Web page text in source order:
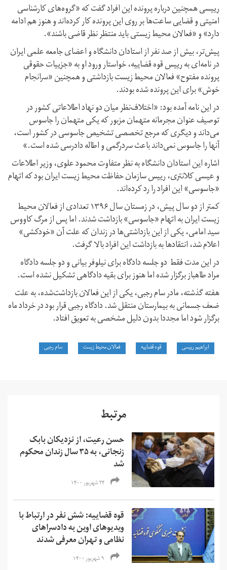
رییسی همچنین درباره پرونده این افراد گفت که «گروه‌های کارشناسی
امنیتی و قضایی ساعت‌ها بر روی این پرونده کار کرده‌اند و هنوز هم ادامه
دارد» و «فعالان محیط زیستی باید منتظر نظر قاضی باشند».
پیش‌تر، بیش از صد نفر از استادان دانشگاه‌ و اعضای جامعه علمی ایران
در نامه‌ای به رییس قوه قضاییه، خواستار ورود او به «جزییات حقوقی
پرونده مفتوح» فعالان محیط زیست بازداشتی و همچنین «سرانجام
خوش» برای این پرونده شده بودند.
در این نامه آمده بود: «اختلاف‌نظر میان دو نهاد اطلاعاتی کشور در
توصیف عنوان مجرمانه متهمان مزبور که یکی متهمان را جاسوس
می‌داند و دیگری که مرجع تخصصی تشخیص جاسوسی در کشور است،
آنها را جاسوس نمی‌داند باعث سردرگمی و اطاله دادرسی شده است.»
اشاره این استادان دانشگاه به نظر متفاوت محمود علوی، وزیر اطلاعات
و عیسی کلانتری، رییس سازمان حفاظت محیط زیست ایران بود که اتهام
«جاسوسی» این افراد را رد کرده‌اند.
کمتر از دو سال پیش، در زمستان سال ۱۳۹۶ تعدادی از فعالان محیط
زیست ایران به اتهام «جاسوسی» بازداشت شدند. اما پس از مرگ کاووس
سید امامی، یکی از این بازداشتی‌ها در زندان که علت آن «خودکشی»
اعلام شد، انتقادها به بازداشت این افراد بالا گرفت.
در این مدت فقط دو جلسه دادگاه برای نیلوفر بیانی و دو جلسه دادگاه
مراد طاهباز برگزار شده اما هنوز برای بقیه دادگاهی تشکیل نشده است.
هفته گذشته، مادر سام رجبی، یکی از این فعالان بازداشت‌شده، به علت
ضعف جسمانی به بیمارستان منتقل شد. دادگاه رجبی قرار بود در خرداد ماه
برگزار شود اما مجددا بدون دلیل مشخصی به تعویق افتاد.
ابراهیم رییسی قوه قضاییه فعالان محیط زیست سام رجبی
مرتبط
حسن رعیت، از نزدیکان بابک
زنجانی، به ۳۵ سال زندان محکوم
شد
۲۴ شهریور ۱۴۰۰
قوه قضاییه: شش نفر در ارتباط با
ویدیوهای اوین به دادسرا‌های
نظامی و تهران معرفی شدند
۹ شهریور ۱۴۰۰